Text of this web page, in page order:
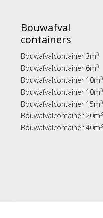
Bouwafval
containers
Bouwafvalcontainer 3m3
Bouwafvalcontainer 6m3
Bouwafvalcontainer 10m3
Bouwafvalcontainer 10m3
Bouwafvalcontainer 15m3
Bouwafvalcontainer 20m3
Bouwafvalcontainer 40m3